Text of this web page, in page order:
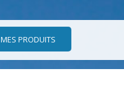
MES PRODUITS